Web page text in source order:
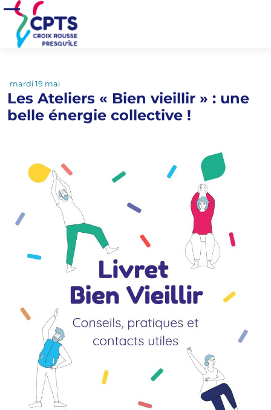
Aller au contenu principal
Ouvrir/Fermer le menu
Accueil > Actualités
mardi 19 mai
Les Ateliers « Bien vieillir » : une
belle énergie collective !